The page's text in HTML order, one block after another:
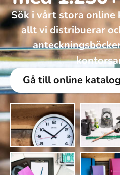
Sök i vårt stora
allt vi distribuerar
Gå till online katalog